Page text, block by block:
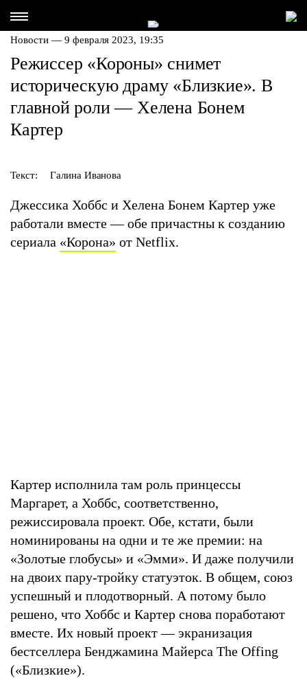
Новости — 9 февраля 2023, 19:35
Режиссер «Короны» снимет
историческую драму «Близкие». В
главной роли — Хелена Бонем
Картер
Текст: Галина Иванова
Джессика Хоббс и Хелена Бонем Картер уже
работали вместе — обе причастны к созданию
сериала «Корона» от Netflix.
Картер исполнила там роль принцессы
Маргарет, а Хоббс, соответственно,
режиссировала проект. Обе, кстати, были
номинированы на одни и те же премии: на
«Золотые глобусы» и «Эмми». И даже получили
на двоих пару-тройку статуэток. В общем, союз
успешный и плодотворный. А потому было
решено, что Хоббс и Картер снова поработают
вместе. Их новый проект — экранизация
бестселлера Бенджамина Майерса The Offing
(«Близкие»).